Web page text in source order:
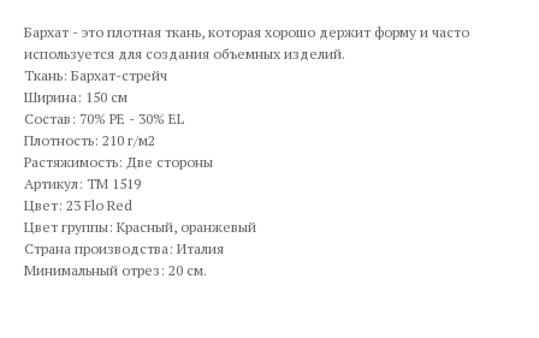
Бархат - это плотная ткань, которая хорошо держит форму и часто
используется для создания объемных изделий.
Ткань: Бархат-стрейч
Ширина: 150 см
Состав: 70% PE - 30% EL
Плотность: 210 г/м2
Растяжимость: Две стороны
Артикул: TM 1519
Цвет: 23 Flo Red
Цвет группы: Красный, оранжевый
Страна производства: Италия
Минимальный отрез: 20 см.